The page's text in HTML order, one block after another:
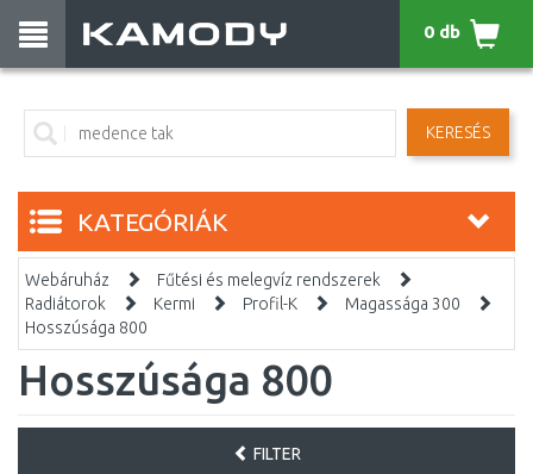
KERESÉS
0 db
KATEGÓRIÁK
Webáruház
Fűtési és melegvíz rendszerek
Radiátorok
Kermi Profil-K
Magassága 300
Hosszúsága 800
Hosszúsága 800
FILTER